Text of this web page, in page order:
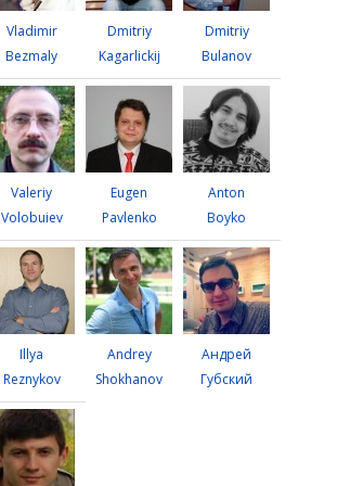
Vladimir
Bezmaly
Dmitriy
Kagarlickij
Dmitriy
Bulanov
Valeriy
Volobuiev
Eugen
Pavlenko
Anton
Boyko
Illya
Reznykov
Andrey
Shokhanov
Андрей
Губский